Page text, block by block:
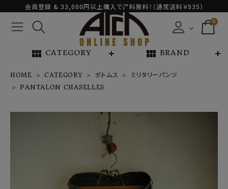
会員登録 & 33,000円以上購入で送料無料！（通常送料￥935）
0
view_module CATEGORY view_module BRAND
HOME CATEGORY ボトムス
ミリタリーパンツ
PANTALON CHASELLES